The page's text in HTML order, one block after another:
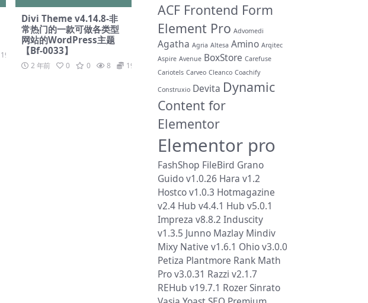
19.9
Divi Theme v4.14.8-非
常热门的一款可做各类型
网站的WordPress主题
【Bf-0033】
2 年前 0 0 8 19.9
ACF Frontend Form
Element Pro Advomedi
Agatha Agria Altesa Amino Arqitec
Aspire Avenue BoxStore Carefuse
Cariotels Carveo Cleanco Coachify
Construxio Devita Dynamic
Content for
Elementor
Elementor pro
FashShop FileBird Grano
Guido v1.0.26 Hara v1.2
Hostco v1.0.3 Hotmagazine
v2.4 Hub v4.4.1 Hub v5.0.1
Impreza v8.8.2 Induscity
v1.3.5 Junno Mazlay Mindiv
Mixy Native v1.6.1 Ohio v3.0.0
Petiza Plantmore Rank Math
Pro v3.0.31 Razzi v2.1.7
REHub v19.7.1 RozerSinrato